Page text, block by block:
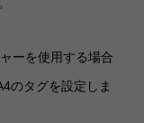
ーを使用する場合
のタグを設定しま